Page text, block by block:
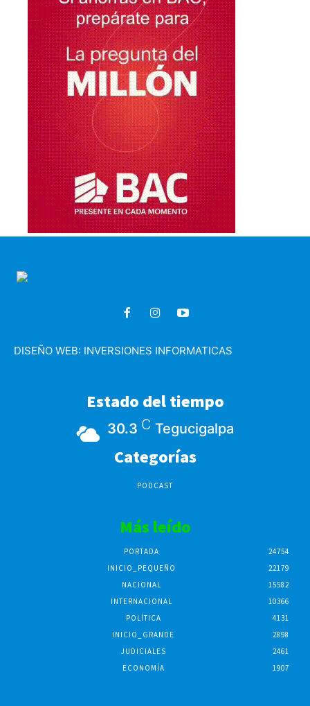
DISEÑO WEB: INVERSIONES INFORMATICAS
Estado del tiempo
30.3 C Tegucigalpa
Categorías
PODCAST
Más leído
PORTADA
24754
INICIO_PEQUEÑO
22179
NACIONAL
15582
INTERNACIONAL
10366
POLÍTICA
4131
INICIO_GRANDE
2898
JUDICIALES
2461
ECONOMÍA
1907